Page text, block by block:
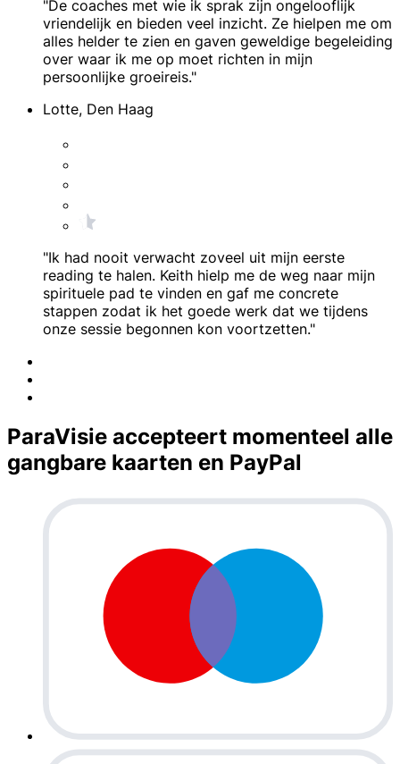
"De coaches met wie ik sprak zijn ongelooflijk
vriendelijk en bieden veel inzicht. Ze hielpen me om
alles helder te zien en gaven geweldige begeleiding
over waar ik me op moet richten in mijn
persoonlijke groeireis."
Lotte, Den Haag
"Ik had nooit verwacht zoveel uit mijn eerste
reading te halen. Keith hielp me de weg naar mijn
spirituele pad te vinden en gaf me concrete
stappen zodat ik het goede werk dat we tijdens
onze sessie begonnen kon voortzetten."
ParaVisie accepteert momenteel alle
gangbare kaarten en PayPal